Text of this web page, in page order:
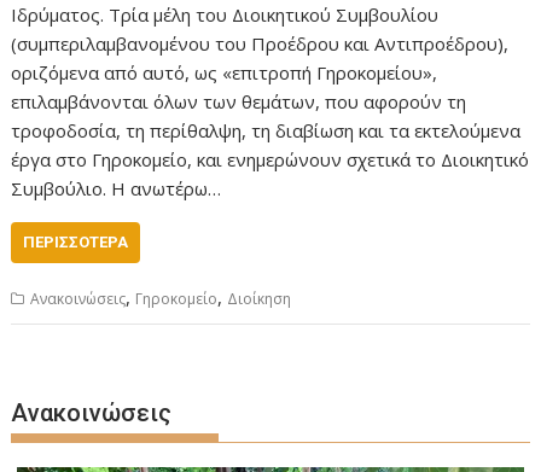
Ιδρύματος. Τρία μέλη του Διοικητικού Συμβουλίου
(συμπεριλαμβανομένου του Προέδρου και Αντιπροέδρου),
οριζόμενα από αυτό, ως «επιτροπή Γηροκομείου»,
επιλαμβάνονται όλων των θεμάτων, που αφορούν τη
τροφοδοσία, τη περίθαλψη, τη διαβίωση και τα εκτελούμενα
έργα στο Γηροκομείο, και ενημερώνουν σχετικά το Διοικητικό
Συμβούλιο. Η ανωτέρω…
ΠΕΡΙΣΣΌΤΕΡΑ
Ανακοινώσεις, Γηροκομείο, Διοίκηση
Ανακοινώσεις